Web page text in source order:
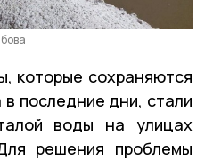
которые сохраняются
последние дни, стали
воды на улицах
решения проблемы